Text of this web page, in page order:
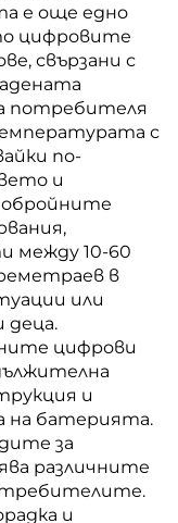
е още едно
цифровите
свързани с
потребителя
с
по-
и
между 10-60
в
или
деца.
цифрови
и
на батерията.
за
различните
и